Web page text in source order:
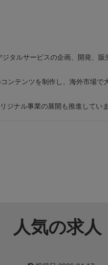
タルサービスの企画、開発、販
ンテンツを制作し、海外市場で
ジナル事業の展開も推進していま
人気の求人